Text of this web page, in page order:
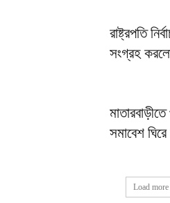
রাষ্ট্রপতি
সংগ্রহ
সমাবেশ
Load more